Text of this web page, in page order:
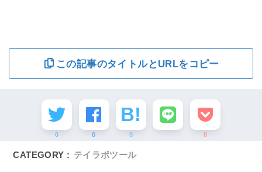
この記事のタイトルとURLをコピー
0 0 0 0
CATEGORY : テイラボツール